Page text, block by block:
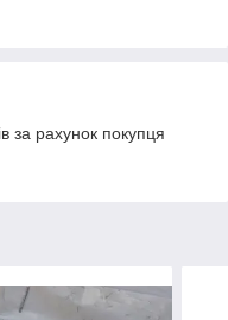
за рахунок покупця